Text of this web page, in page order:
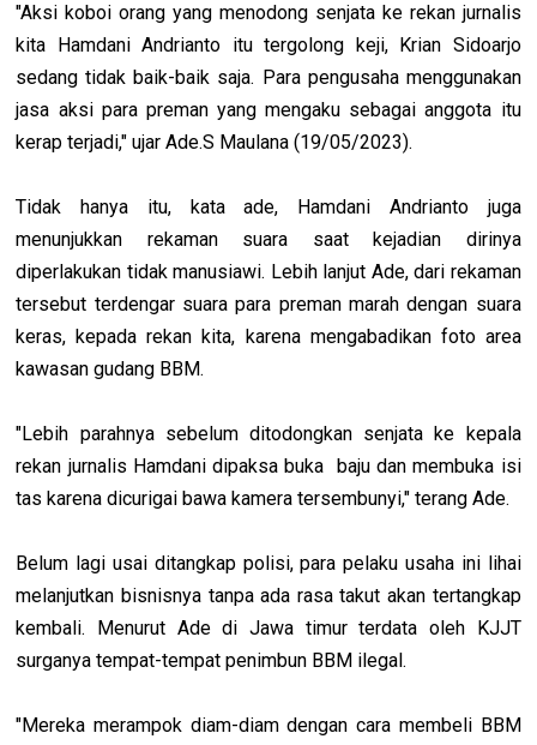
"Aksi koboi orang yang menodong senjata ke rekan jurnalis
kita Hamdani Andrianto itu tergolong keji, Krian Sidoarjo
sedang tidak baik-baik saja. Para pengusaha menggunakan
jasa aksi para preman yang mengaku sebagai anggota itu
kerap terjadi," ujar Ade.S Maulana (19/05/2023).
Tidak hanya itu, kata ade, Hamdani Andrianto juga
menunjukkan rekaman suara saat kejadian dirinya
diperlakukan tidak manusiawi. Lebih lanjut Ade, dari rekaman
tersebut terdengar suara para preman marah dengan suara
keras, kepada rekan kita, karena mengabadikan foto area
kawasan gudang BBM.
"Lebih parahnya sebelum ditodongkan senjata ke kepala
rekan jurnalis Hamdani dipaksa buka baju dan membuka isi
tas karena dicurigai bawa kamera tersembunyi," terang Ade.
Belum lagi usai ditangkap polisi, para pelaku usaha ini lihai
melanjutkan bisnisnya tanpa ada rasa takut akan tertangkap
kembali. Menurut Ade di Jawa timur terdata oleh KJJT
surganya tempat-tempat penimbun BBM ilegal.
"Mereka merampok diam-diam dengan cara membeli BBM